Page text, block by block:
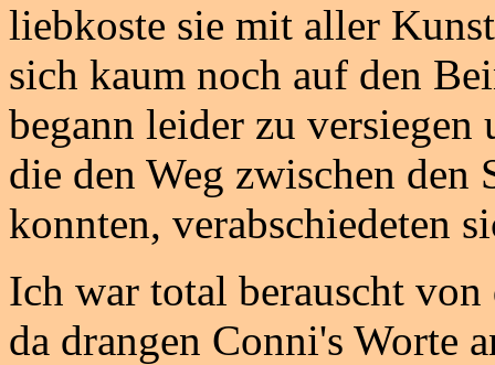
liebkoste sie mit aller
sich kaum noch auf den
begann leider zu
die den Weg zwischen den
konnten, verabschiedeten
Ich war total berauscht
da drangen Conni's Worte